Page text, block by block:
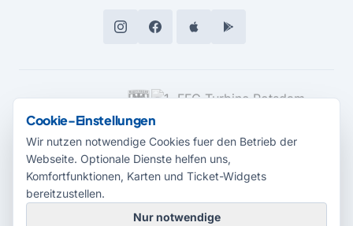
MEDIENPARTNER
Cookie-Einstellungen
Wir nutzen notwendige Cookies fuer den Betrieb der
Webseite. Optionale Dienste helfen uns,
Komfortfunktionen, Karten und Ticket-Widgets
bereitzustellen.
Nur notwendige